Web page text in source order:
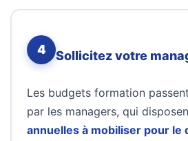
4 Sollicitez votre
Les budgets formation
par les managers, qui
annuelles à mobiliser pour le